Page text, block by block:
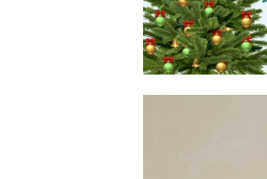
연혁·사업실적
역대 이사장
결산 공시
지부·지
언론에
동창회
포토뉴
영상갤